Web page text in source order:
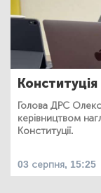
Конституція
Голова ДРС
керівництвом
Конституції.
03 серпня, 15:25